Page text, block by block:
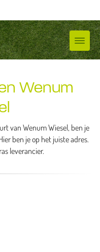
Wenum
van Wenum Wiesel, ben je
ben je op het juiste adres.
leverancier.